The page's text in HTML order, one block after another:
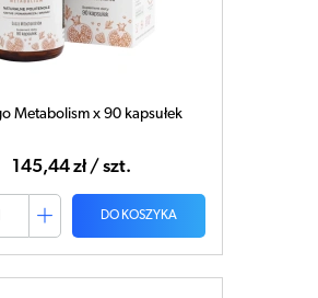
Metabolism x 90 kapsułek
145,44 zł / szt.
DO KOSZYKA